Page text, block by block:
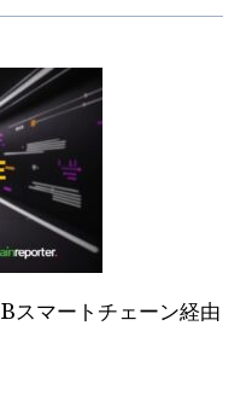
スマートチェーン経由